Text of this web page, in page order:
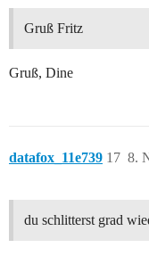
Gruß Fritz
Gruß, Dine
datafox_11e739 8.
17
du schlitterst grad